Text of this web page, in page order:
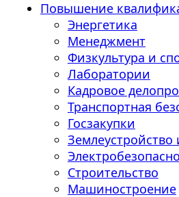
Повышение
Энергетика
Менеджмент
Физкультура и
Лаборатории
Кадровое
Транспортная
Госзакупки
Землеустройство
Строительство
Машиностроение